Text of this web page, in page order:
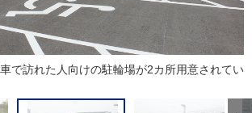
で訪れた人向けの駐輪場が2カ所用意されてい